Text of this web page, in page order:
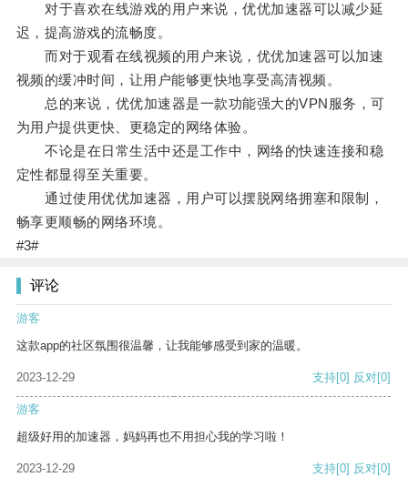
对于喜欢在线游戏的用户来说，优优加速器可以减少延
迟，提高游戏的流畅度。
而对于观看在线视频的用户来说，优优加速器可以加速
视频的缓冲时间，让用户能够更快地享受高清视频。
总的来说，优优加速器是一款功能强大的VPN服务，可
为用户提供更快、更稳定的网络体验。
不论是在日常生活中还是工作中，网络的快速连接和稳
定性都显得至关重要。
通过使用优优加速器，用户可以摆脱网络拥塞和限制，
畅享更顺畅的网络环境。
#3#
评论
游客
这款app的社区氛围很温馨，让我能够感受到家的温暖。
2023-12-29 支持[0] 反对[0]
游客
超级好用的加速器，妈妈再也不用担心我的学习啦！
2023-12-29 支持[0] 反对[0]